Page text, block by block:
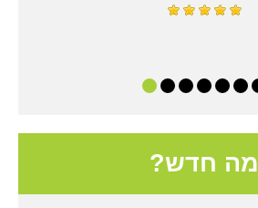
מה חדש?